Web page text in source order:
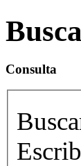
Consulta